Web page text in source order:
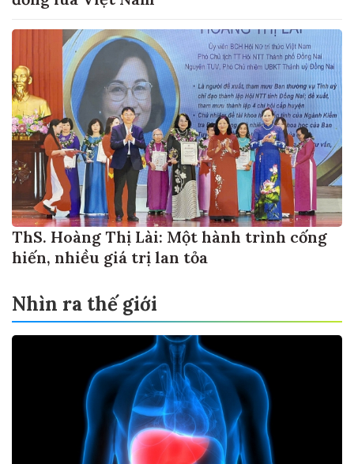
ThS. Hoàng Thị Lài: Một hành trình cống
hiến, nhiều giá trị lan tỏa
Nhìn ra thế giới